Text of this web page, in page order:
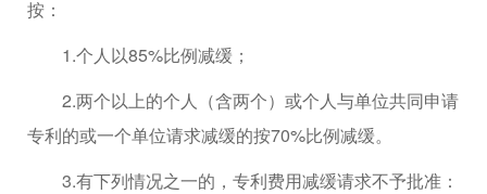
按：
1.个人以85%比例减缓；
2.两个以上的个人（含两个）或个人与单位共同申请
专利的或一个单位请求减缓的按70%比例减缓。
3.有下列情况之一的，专利费用减缓请求不予批准：